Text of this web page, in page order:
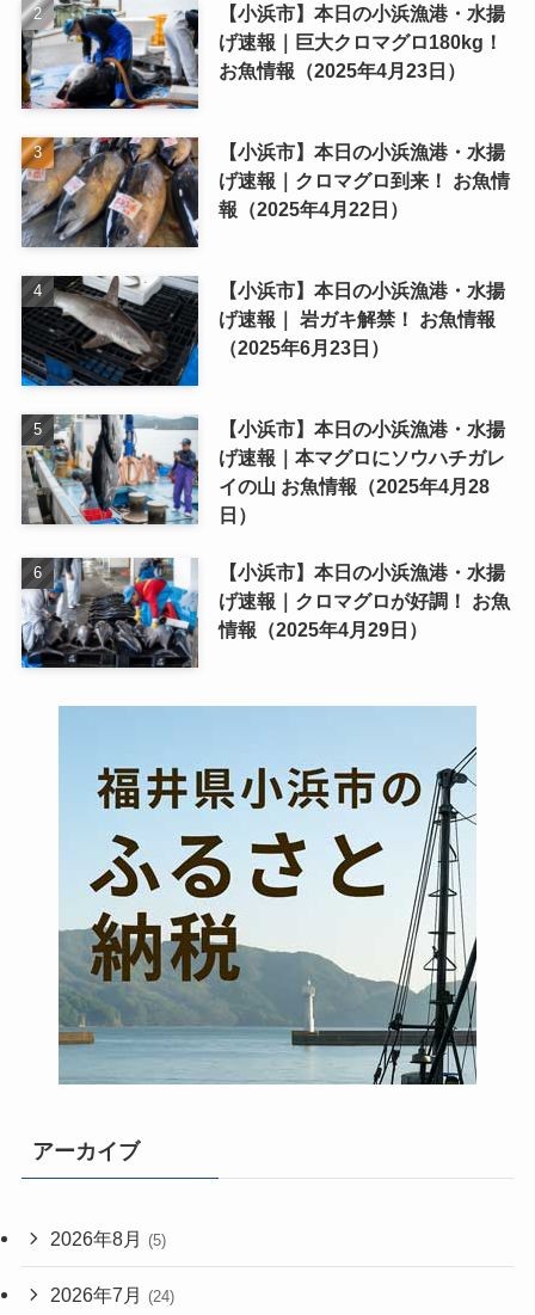
【小浜市】本日の小浜漁港・水揚
げ速報｜巨大クロマグロ180kg！
お魚情報（2025年4月23日）
【小浜市】本日の小浜漁港・水揚
げ速報｜クロマグロ到来！ お魚情
報（2025年4月22日）
【小浜市】本日の小浜漁港・水揚
げ速報｜ 岩ガキ解禁！ お魚情報
（2025年6月23日）
【小浜市】本日の小浜漁港・水揚
げ速報｜本マグロにソウハチガレ
イの山 お魚情報（2025年4月28
日）
【小浜市】本日の小浜漁港・水揚
げ速報｜クロマグロが好調！ お魚
情報（2025年4月29日）
アーカイブ
2026年8月 (5)
2026年7月 (24)